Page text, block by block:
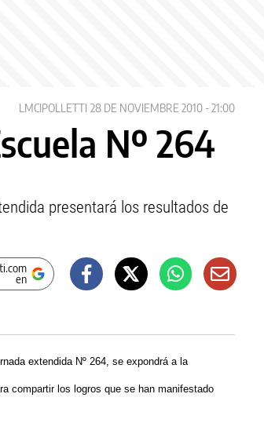
LMCIPOLLETTI 28 DE NOVIEMBRE 2010 - 21:00
Nº 264
presentará los resultados de
en
extendida Nº 264, se expondrá a la
compartir los logros que se han manifestado